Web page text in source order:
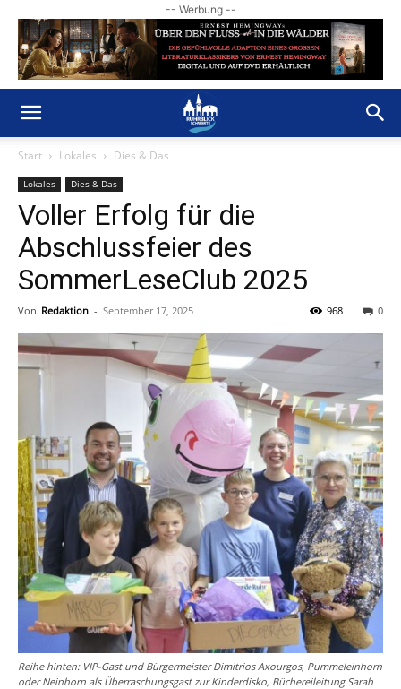
-- Werbung --
Start Lokales Dies & Das
Lokales Dies & Das
Voller Erfolg für die
Abschlussfeier des
SommerLeseClub 2025
Von Redaktion - September 17, 2025 0
968
Reihe hinten: VIP-Gast und Bürgermeister Dimitrios Axourgos, Pummeleinhorn
oder Neinhorn als Überraschungsgast zur Kinderdisko, Büchereileitung Sarah